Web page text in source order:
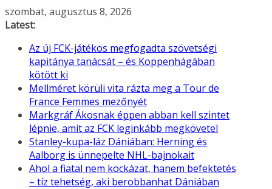
Skip
to
szombat, augusztus 8, 2026
Latest:
Az új FCK-játékos megfogadta szövetségi
kapitánya tanácsát – és Koppenhágában
kötött ki
Mellméret körüli vita rázta meg a Tour de
France Femmes mezőnyét
Markgráf Ákosnak éppen abban kell szintet
lépnie, amit az FCK leginkább megkövetel
Stanley-kupa-láz Dániában: Herning és
Aalborg is ünnepelte NHL-bajnokait
Ahol a fiatal nem kockázat, hanem befektetés
– tíz tehetség, aki berobbanhat Dániában